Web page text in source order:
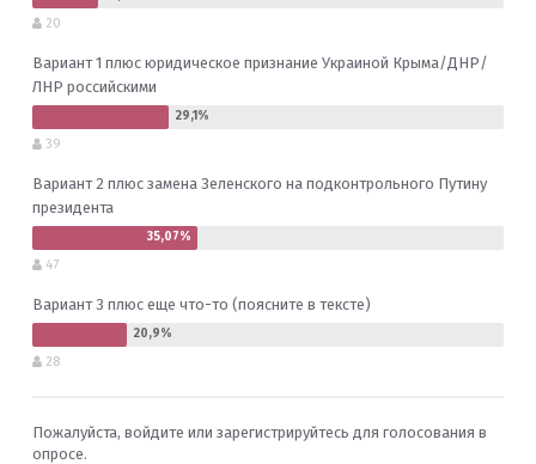
20
Вариант 1 плюс юридическое признание Украиной Крыма/ДНР/
ЛНР российскими
39
Вариант 2 плюс замена Зеленского на подконтрольного Путину
президента
47
Вариант 3 плюс еще что-то (поясните в тексте)
28
Пожалуйста, войдите или зарегистрируйтесь для голосования в
опросе.